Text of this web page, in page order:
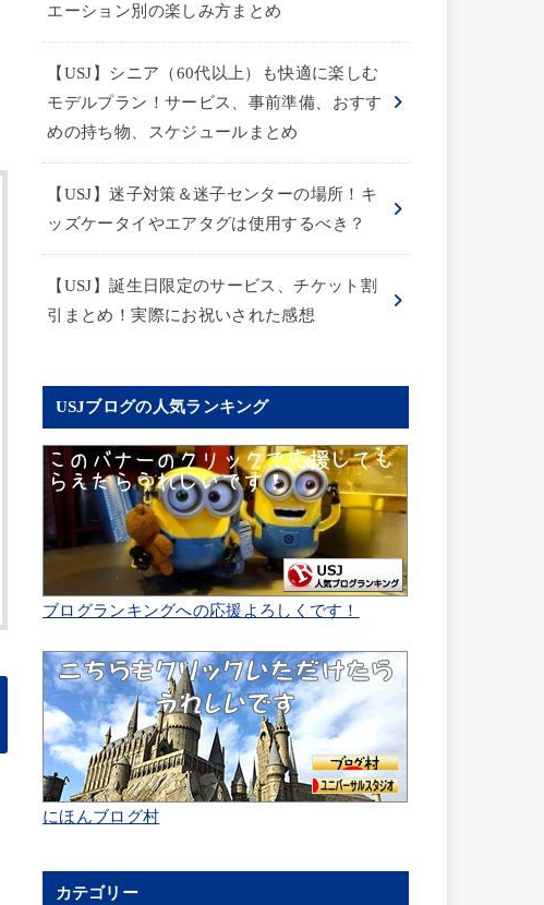
エーション別の楽しみ方まとめ
【USJ】シニア（60代以上）も快適に楽しむ
モデルプラン！サービス、事前準備、おすす
めの持ち物、スケジュールまとめ
【USJ】迷子対策＆迷子センターの場所！キ
ッズケータイやエアタグは使用するべき？
【USJ】誕生日限定のサービス、チケット割
引まとめ！実際にお祝いされた感想
USJブログの人気ランキング
ブログランキングへの応援よろしくです！
にほんブログ村
カテゴリー